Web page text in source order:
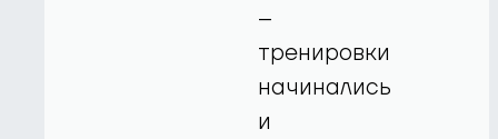
–
тренировки
начинались
и